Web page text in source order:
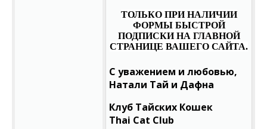
ТОЛЬКО ПРИ НАЛИЧИИ
ФОРМЫ БЫСТРОЙ
ПОДПИСКИ НА ГЛАВНОЙ
СТРАНИЦЕ ВАШЕГО САЙТА.
С уважением и любовью,
Натали Тай и Дафна
Клуб Тайских Кошек
Thai Cat Club